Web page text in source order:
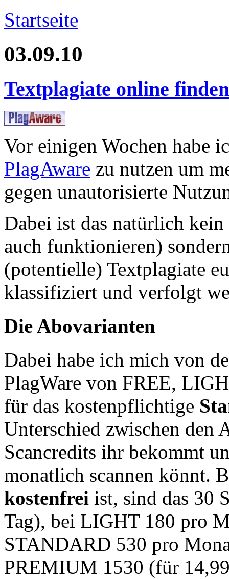
Startseite
03.09.10
Textplagiate online
Vor einigen Wochen habe
PlagAware zu nutzen um
gegen unautorisierte
Dabei ist das natürlich
auch funktionieren)
(potentielle) Textplagiate
klassifiziert und verfolgt
Die Abovarianten
Dabei habe ich mich von
PlagWare von FREE,
für das kostenpflichtige
Unterschied zwischen den
Scancredits ihr bekommt
monatlich scannen könnt.
kostenfrei ist, sind das 30
Tag), bei LIGHT 180 pro
STANDARD 530 pro
PREMIUM 1530 (für